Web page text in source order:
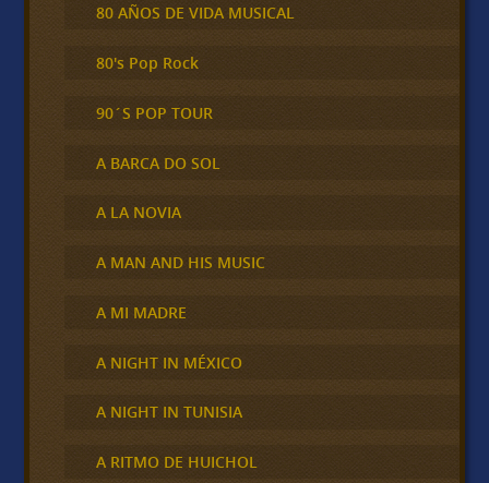
80 AÑOS DE VIDA MUSICAL
80's Pop Rock
90´S POP TOUR
A BARCA DO SOL
A LA NOVIA
A MAN AND HIS MUSIC
A MI MADRE
A NIGHT IN MÉXICO
A NIGHT IN TUNISIA
A RITMO DE HUICHOL